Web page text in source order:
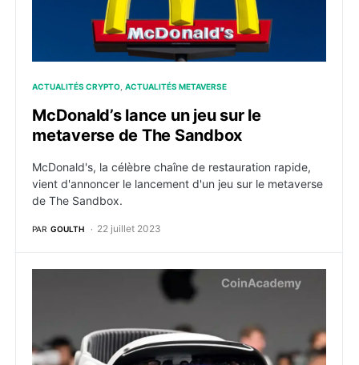
ACTUALITÉS CRYPTO ACTUALITÉS METAVERSE
McDonald’s lance un jeu sur le
metaverse de The Sandbox
McDonald's, la célèbre chaîne de restauration rapide,
vient d'annoncer le lancement d'un jeu sur le metaverse
de The Sandbox.
PAR GOULTH 22 juillet 2023
Metaverse : Apple dévoile son casque Vision Pro à